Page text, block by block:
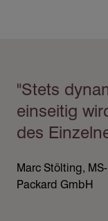
Inhalt"Stets
einseitig
des
Marc Stölting,
Packard GmbH